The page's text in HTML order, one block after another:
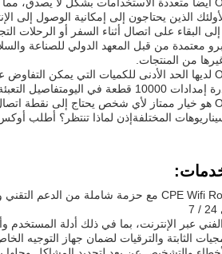
الذين يحتاجون إلى إمكانية الوصول إلى
البقاء على اتصال أثناء السفر أو الرحلات
أوكس أكس7 برو معتمدة من قبل المعهد الدولي للصناعة
من المنتجات.
التعبئة تتضمن 20 قطعة لكل صندوق
لماذا تنتظر؟ أطلب أوكس أكس 7 برو اليوم وابدأ تجربة الوصول إلى الإنترنت عالية
عبر الإنترنت، بما في ذلك أدلة المستخدم
الثابتة والترقيات لضمان جهاز التوجيه